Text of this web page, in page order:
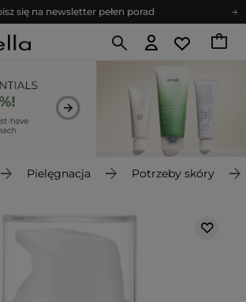
się na newsletter pełen porad
konsultacje kosmetologiczne
i zyskaj jeszcze więcej punktów
się na newsletter pełen porad
Pielęgnacja Potrzeby skóry